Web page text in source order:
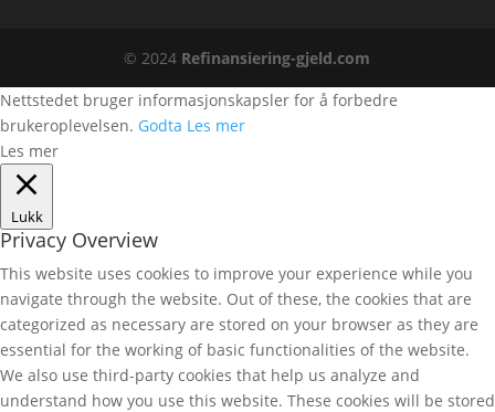
© 2024 Refinansiering-gjeld.com
Nettstedet bruger informasjonskapsler for å forbedre
brukeroplevelsen. Godta Les mer
Les mer
Lukk
Privacy Overview
This website uses cookies to improve your experience while you
navigate through the website. Out of these, the cookies that are
categorized as necessary are stored on your browser as they are
essential for the working of basic functionalities of the website.
We also use third-party cookies that help us analyze and
understand how you use this website. These cookies will be stored